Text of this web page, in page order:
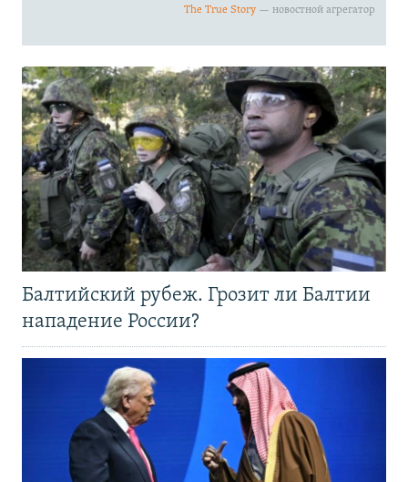
Балтийский рубеж. Грозит ли Балтии
нападение России?